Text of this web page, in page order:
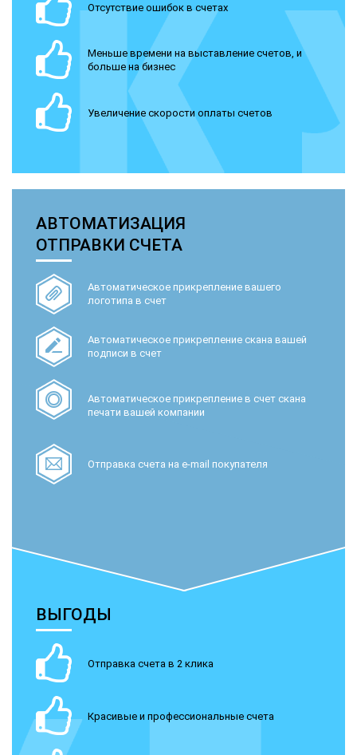
Отсутствие ошибок в счетах
Меньше времени на выставление счетов, и
больше на бизнес
Увеличение скорости оплаты счетов
АВТОМАТИЗАЦИЯ
ОТПРАВКИ СЧЕТА
Автоматическое прикрепление вашего
логотипа в счет
Автоматическое прикрепление скана вашей
подписи в счет
Автоматическое прикрепление в счет скана
печати вашей компании
Отправка счета на e-mail покупателя
ВЫГОДЫ
Отправка счета в 2 клика
Красивые и профессиональные счета